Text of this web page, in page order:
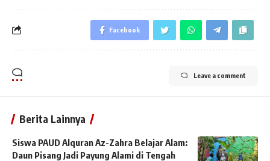
Facebook
Leave a comment
Berita Lainnya
Siswa PAUD Alquran Az-Zahra Belajar Alam:
Daun Pisang Jadi Payung Alami di Tengah